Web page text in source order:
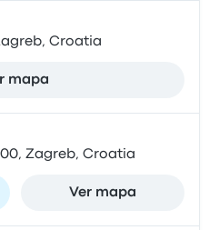
Croatia
mapa
Zagreb, Croatia
Ver mapa